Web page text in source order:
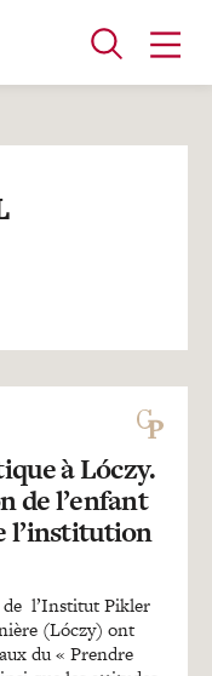
à Lóczy.
de l’enfant
l’institution
de l’Institut Pikler
(Lóczy) ont
du « Prendre